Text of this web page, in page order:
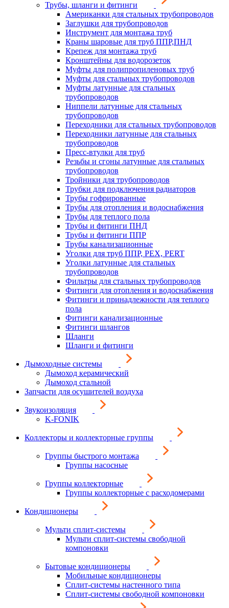
Трубы, шланги и фитинги
Американки для стальных трубопроводов
Заглушки для трубопроводов
Инструмент для монтажа труб
Краны шаровые для труб ППР,ПНД
Крепеж для монтажа труб
Кронштейны для водорозеток
Муфты для полипропиленовых труб
Муфты для стальных трубопроводов
Муфты латунные для стальных
трубопроводов
Ниппели латунные для стальных
трубопроводов
Переходники для стальных трубопроводов
Переходники латунные для стальных
трубопроводов
Пресс-втулки для труб
Резьбы и сгоны латунные для стальных
трубопроводов
Тройники для трубопроводов
Трубки для подключения радиаторов
Трубы гофрированные
Трубы для отопления и водоснабжения
Трубы для теплого пола
Трубы и фитинги ПНД
Трубы и фитинги ППР
Трубы канализационные
Уголки для труб ППР, PEX, PERT
Уголки латунные для стальных
трубопроводов
Фильтры для стальных трубопроводов
Фитинги для отопления и водоснабжения
Фитинги и принадлежности для теплого
пола
Фитинги канализационные
Фитинги шлангов
Шланги
Шланги и фитинги
Дымоходные системы
Дымоход керамический
Дымоход стальной
Запчасти для осушителей воздуха
Звукоизоляция
K-FONIK
Коллекторы и коллекторные группы
Группы быстрого монтажа
Группы насосные
Группы коллекторные
Группы коллекторные с расходомерами
Кондиционеры
Мульти сплит-системы
Мульти сплит-системы свободной
компоновки
Бытовые кондиционеры
Мобильные кондиционеры
Сплит-системы настенного типа
Сплит-системы свободной компоновки